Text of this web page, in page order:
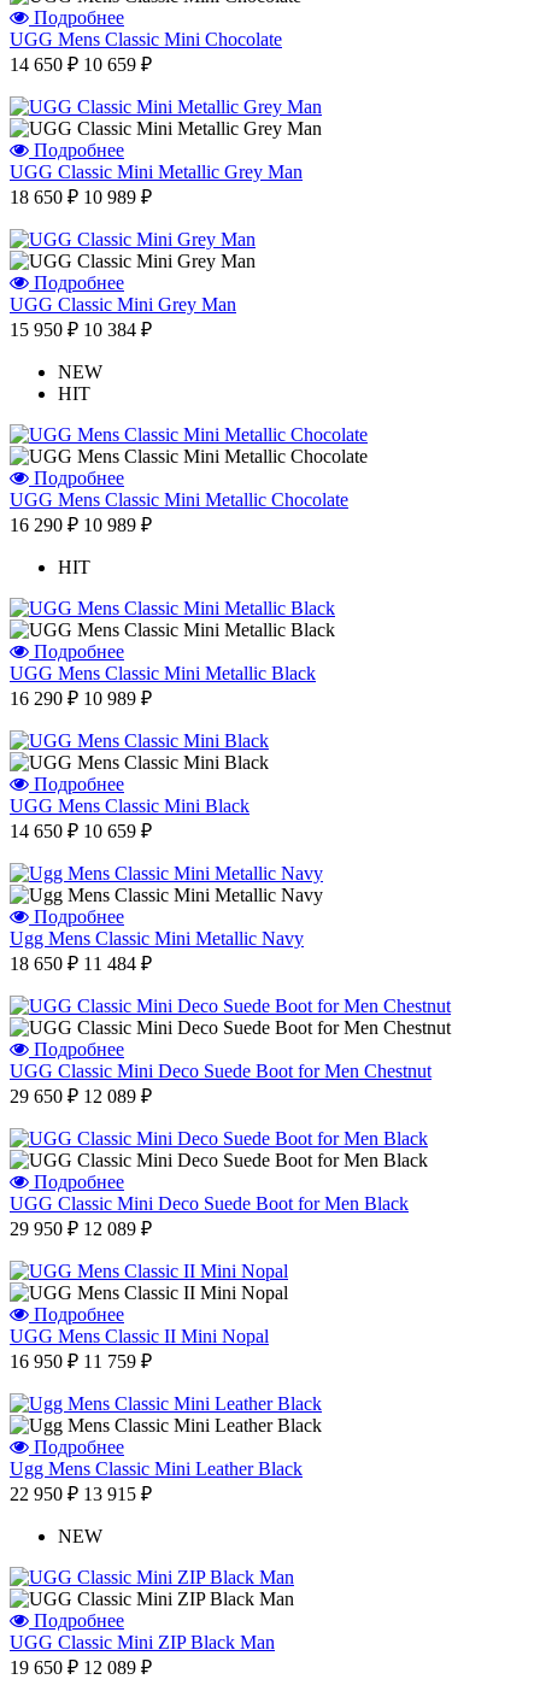
Подробнее
UGG Mens Classic Mini Chocolate
14 650 ₽ 10 659 ₽
Подробнее
UGG Classic Mini Metallic Grey Man
18 650 ₽ 10 989 ₽
Подробнее
UGG Classic Mini Grey Man
15 950 ₽ 10 384 ₽
NEW
HIT
Подробнее
UGG Mens Classic Mini Metallic Chocolate
16 290 ₽ 10 989 ₽
HIT
Подробнее
UGG Mens Classic Mini Metallic Black
16 290 ₽ 10 989 ₽
Подробнее
UGG Mens Classic Mini Black
14 650 ₽ 10 659 ₽
Подробнее
Ugg Mens Classic Mini Metallic Navy
18 650 ₽ 11 484 ₽
Подробнее
UGG Classic Mini Deco Suede Boot for Men Chestnut
29 650 ₽ 12 089 ₽
Подробнее
UGG Classic Mini Deco Suede Boot for Men Black
29 950 ₽ 12 089 ₽
Подробнее
UGG Mens Classic II Mini Nopal
16 950 ₽ 11 759 ₽
Подробнее
Ugg Mens Classic Mini Leather Black
22 950 ₽ 13 915 ₽
NEW
Подробнее
UGG Classic Mini ZIP Black Man
19 650 ₽ 12 089 ₽